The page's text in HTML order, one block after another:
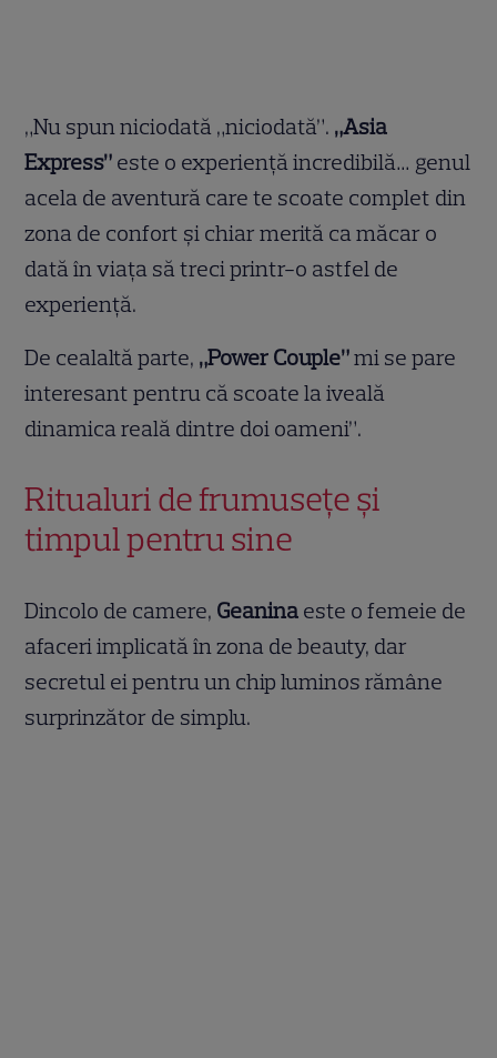
„Nu spun niciodată „niciodată”. „Asia
Express” este o experienţă incredibilă… genul
acela de aventură care te scoate complet din
zona de confort şi chiar merită ca măcar o
dată în viaţa să treci printr-o astfel de
experienţă.
De cealaltă parte, „Power Couple”mi se pare
interesant pentru că scoate la iveală
dinamica reală dintre doi oameni”.
Ritualuri de frumusețe și
timpul pentru sine
Dincolo de camere, Geanina este o femeie de
afaceri implicată în zona de beauty, dar
secretul ei pentru un chip luminos rămâne
surprinzător de simplu.